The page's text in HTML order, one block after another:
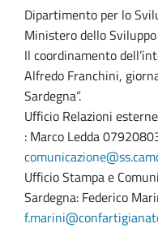
Dipartimento per lo
Ministero dello
Il coordinamento
Alfredo Franchini,
Sardegna”.
Ufficio Relazioni
: Marco Ledda
Ufficio Stampa e
Sardegna: Federico